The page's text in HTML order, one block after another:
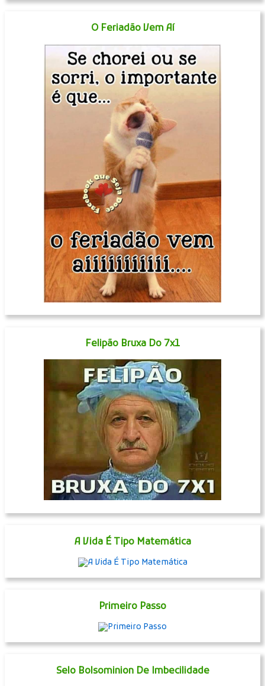
O Feriadão Vem Aí
Felipão Bruxa Do 7x1
A Vida É Tipo Matemática
Primeiro Passo
Selo Bolsominion De Imbecilidade